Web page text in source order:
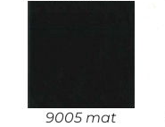
9005 mat